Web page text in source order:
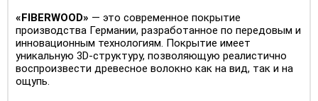
«FIBERWOOD» — это современное покрытие
производства Германии, разработанное по передовым и
инновационным технологиям. Покрытие имеет
уникальную 3D-структуру, позволяющую реалистично
воспроизвести древесное волокно как на вид, так и на
ощупь.